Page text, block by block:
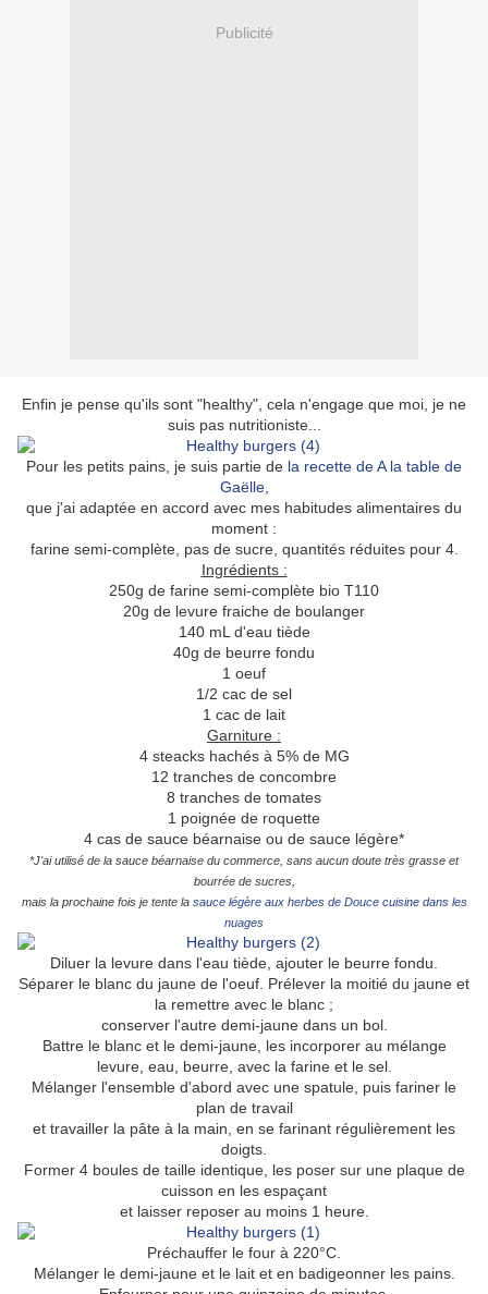
Publicité
Enfin je pense qu'ils sont "healthy", cela n'engage que moi, je ne
suis pas nutritioniste...
Pour les petits pains, je suis partie de la recette de A la table de
Gaëlle,
que j'ai adaptée en accord avec mes habitudes alimentaires du
moment :
farine semi-complète, pas de sucre, quantités réduites pour 4.
Ingrédients :
250g de farine semi-complète bio T110
20g de levure fraiche de boulanger
140 mL d'eau tiède
40g de beurre fondu
1 oeuf
1/2 cac de sel
1 cac de lait
Garniture :
4 steacks hachés à 5% de MG
12 tranches de concombre
8 tranches de tomates
1 poignée de roquette
4 cas de sauce béarnaise ou de sauce légère*
*J'ai utilisé de la sauce béarnaise du commerce, sans aucun doute très grasse et
bourrée de sucres,
mais la prochaine fois je tente la sauce légère aux herbes de Douce cuisine dans les
nuages
Diluer la levure dans l'eau tiède, ajouter le beurre fondu.
Séparer le blanc du jaune de l'oeuf. Prélever la moitié du jaune et
la remettre avec le blanc ;
conserver l'autre demi-jaune dans un bol.
Battre le blanc et le demi-jaune, les incorporer au mélange
levure, eau, beurre, avec la farine et le sel.
Mélanger l'ensemble d'abord avec une spatule, puis fariner le
plan de travail
et travailler la pâte à la main, en se farinant régulièrement les
doigts.
Former 4 boules de taille identique, les poser sur une plaque de
cuisson en les espaçant
et laisser reposer au moins 1 heure.
Préchauffer le four à 220°C.
Mélanger le demi-jaune et le lait et en badigeonner les pains.